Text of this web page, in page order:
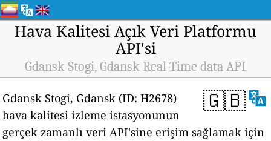
Hava Kalitesi Açık Veri Platformu
API'si
Gdansk Stogi, Gdansk Real-Time data API
🇬🇧
Gdansk Stogi, Gdansk (ID: H2678)
hava kalitesi izleme istasyonunun
gerçek zamanlı veri API'sine erişim sağlamak için